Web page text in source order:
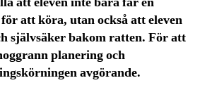
att köra, utan också att eleven
självsäker bakom ratten. För att
planering och
avgörande.